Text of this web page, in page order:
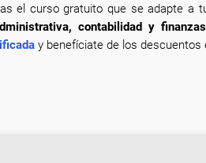
el curso gratuito que se adapte a
contabilidad y finanzas
y benefíciate de los